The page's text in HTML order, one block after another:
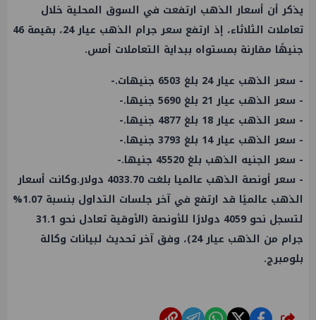
يذكر أن أسعار الذهب ارتفعت في السوق المحلية خلال
تعاملات الثلاثاء، إذ ارتفع سعر جرام الذهب عيار 24، بقيمة 46
جنيهًا مقارنة بمستواه ببداية التعاملات أمس.
- سعر الذهب عيار 24 بلغ 6503 جنيهات.-
- ⁠سعر الذهب عيار 21 بلغ 5690 جنيها.-
- ⁠سعر الذهب عيار 18 بلغ 4877 جنيها.-
- ⁠سعر الذهب عيار 14 بلغ 3793 جنيها.-
- ⁠سعر الجنيه الذهب بلغ 45520 جنيها.-
- ⁠سعر أونصة الذهب عالميا بلغت 4033.70 دولار.وكانت أسعار
الذهب عالميًا قد ارتفع في آخر جلسات التداول بنسبة 1.07%
لتسجل نحو 4059 دولارًا للأونصة (الأوقية تعادل نحو 31.1
جرام من الذهب عيار 24)، وفق آخر تحديث لبيانات وكالة
بلومبرج.